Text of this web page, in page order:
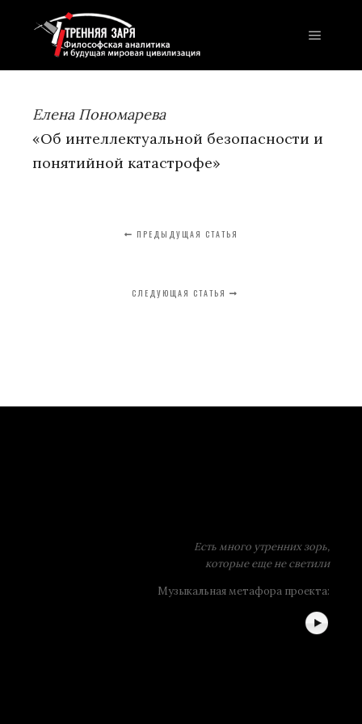
Елена Пономарева
«Об интеллектуальной безопасности и
понятийной катастрофе»
ПРЕДЫДУЩАЯ СТАТЬЯ
СЛЕДУЮЩАЯ СТАТЬЯ
Есть много утренних зорь,
которые еще не светили
Музыкальная метафора проекта: